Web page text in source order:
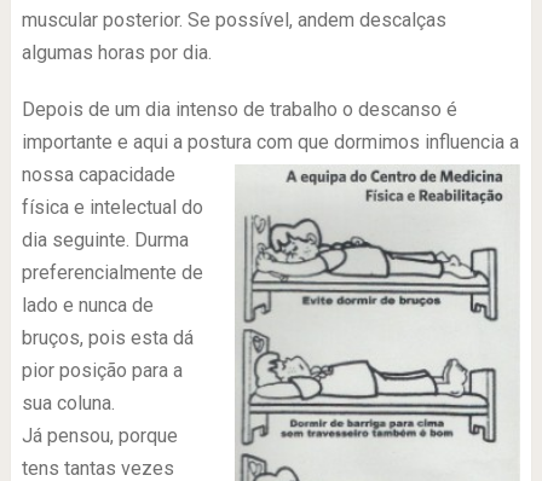
muscular posterior. Se possível, andem descalças
algumas horas por dia.
Depois de um dia intenso de trabalho o descanso é
importante e aqui a postura com que dormimos influencia a
nossa capacidade
física e intelectual do
dia seguinte. Durma
preferencialmente de
lado e nunca de
bruços, pois esta dá
pior posição para a
sua coluna.
Já pensou, porque
tens tantas vezes